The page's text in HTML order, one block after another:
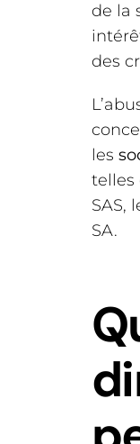
de la
des
les
telles
SAS,
SA.